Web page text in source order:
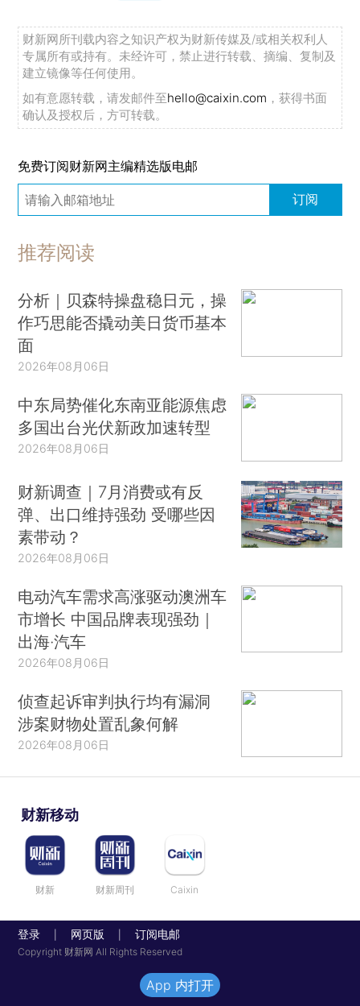
财新网所刊载内容之知识产权为财新传媒及/或相关权利人
专属所有或持有。未经许可，禁止进行转载、摘编、复制及
建立镜像等任何使用。
如有意愿转载，请发邮件至hello@caixin.com ，获得书面
确认及授权后，方可转载。
免费订阅财新网主编精选版电邮
订阅
推荐阅读
分析｜贝森特操盘稳日元，操
作巧思能否撬动美日货币基本
面
2026年08月06日
中东局势催化东南亚能源焦虑
多国出台光伏新政加速转型
2026年08月06日
财新调查｜7月消费或有反
弹、出口维持强劲 受哪些因
素带动？
2026年08月06日
电动汽车需求高涨驱动澳洲车
市增长 中国品牌表现强劲｜
出海·汽车
2026年08月06日
侦查起诉审判执行均有漏洞
涉案财物处置乱象何解
2026年08月06日
财新移动
财新 财新周刊 Caixin
登录 网页版 订阅电邮
Copyright 财新网 All Rights Reserved
App 内打开